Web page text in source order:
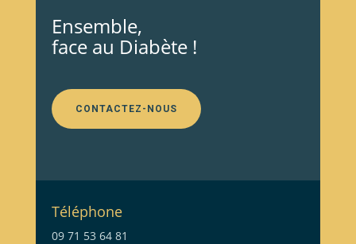
Ensemble,
face au Diabète !
CONTACTEZ-NOUS
Téléphone
09 71 53 64 81